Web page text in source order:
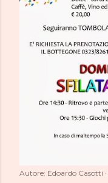
Autore: Edoardo Casotti